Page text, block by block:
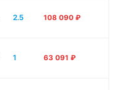
2.5 108 090 ₽
1 63 091 ₽